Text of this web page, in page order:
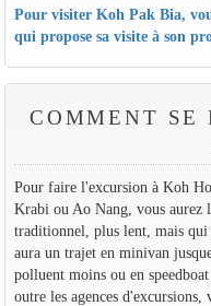
Pour visiter Koh Pak Bia,
qui propose sa visite à son
COMMENT SE
Pour faire l'excursion à Koh
Krabi ou Ao Nang, vous aurez
traditionnel, plus lent, mais
aura un trajet en minivan
polluent moins ou en
outre les agences d'excursions,